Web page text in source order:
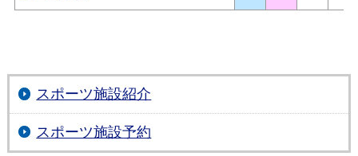
スポーツ施設紹介
スポーツ施設予約